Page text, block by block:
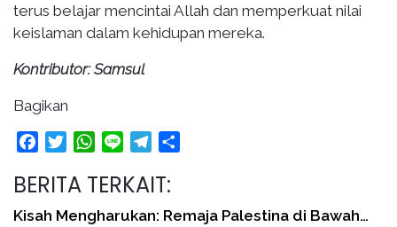
terus belajar mencintai Allah dan memperkuat nilai
keislaman dalam kehidupan mereka.
Kontributor: Samsul
Bagikan
FacebookTwitterWhatsApp
Line Telegram
BERITA TERKAIT:
Kisah Mengharukan: Remaja Palestina di Bawah…